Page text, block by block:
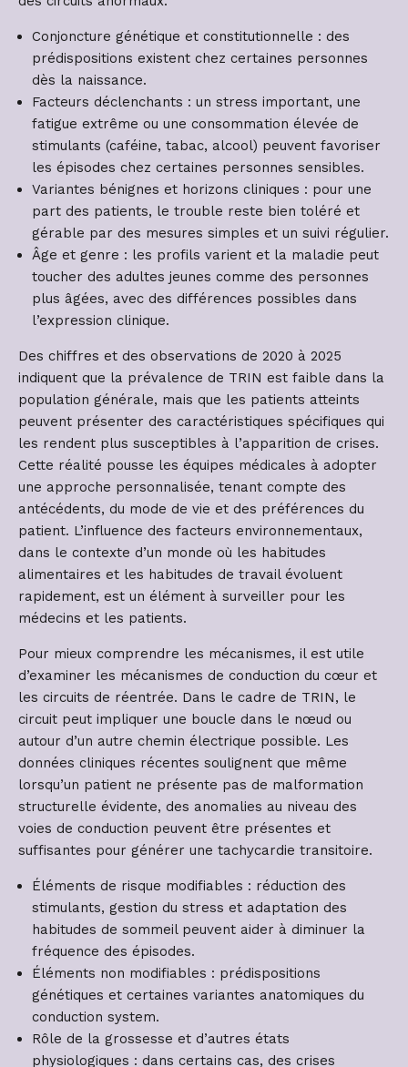
Conjoncture génétique et constitutionnelle : des
prédispositions existent chez certaines personnes
dès la naissance.
Facteurs déclenchants : un stress important, une
fatigue extrême ou une consommation élevée de
stimulants (caféine, tabac, alcool) peuvent favoriser
les épisodes chez certaines personnes sensibles.
Variantes bénignes et horizons cliniques : pour une
part des patients, le trouble reste bien toléré et
gérable par des mesures simples et un suivi régulier.
Âge et genre : les profils varient et la maladie peut
toucher des adultes jeunes comme des personnes
plus âgées, avec des différences possibles dans
l’expression clinique.
Des chiffres et des observations de 2020 à 2025
indiquent que la prévalence de TRIN est faible dans la
population générale, mais que les patients atteints
peuvent présenter des caractéristiques spécifiques qui
les rendent plus susceptibles à l’apparition de crises.
Cette réalité pousse les équipes médicales à adopter
une approche personnalisée, tenant compte des
antécédents, du mode de vie et des préférences du
patient. L’influence des facteurs environnementaux,
dans le contexte d’un monde où les habitudes
alimentaires et les habitudes de travail évoluent
rapidement, est un élément à surveiller pour les
médecins et les patients.
Pour mieux comprendre les mécanismes, il est utile
d’examiner les mécanismes de conduction du cœur et
les circuits de réentrée. Dans le cadre de TRIN, le
circuit peut impliquer une boucle dans le nœud ou
autour d’un autre chemin électrique possible. Les
données cliniques récentes soulignent que même
lorsqu’un patient ne présente pas de malformation
structurelle évidente, des anomalies au niveau des
voies de conduction peuvent être présentes et
suffisantes pour générer une tachycardie transitoire.
Éléments de risque modifiables : réduction des
stimulants, gestion du stress et adaptation des
habitudes de sommeil peuvent aider à diminuer la
fréquence des épisodes.
Éléments non modifiables : prédispositions
génétiques et certaines variantes anatomiques du
conduction system.
Rôle de la grossesse et d’autres états
physiologiques : dans certains cas, des crises